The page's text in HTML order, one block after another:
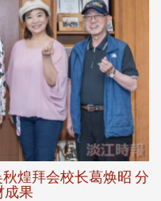
煌拜会校长葛焕昭 分
成果